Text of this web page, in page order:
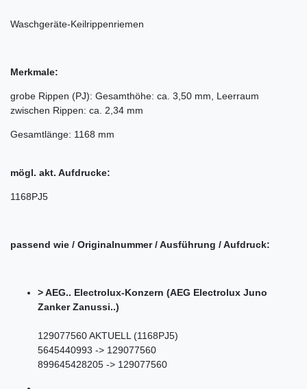
Waschgeräte-Keilrippenriemen
Merkmale:
grobe Rippen (PJ): Gesamthöhe: ca. 3,50 mm, Leerraum
zwischen Rippen: ca. 2,34 mm
Gesamtlänge: 1168 mm
mögl. akt. Aufdrucke:
1168PJ5
passend wie / Originalnummer / Ausführung / Aufdruck:
> AEG.. Electrolux-Konzern (AEG Electrolux Juno
Zanker Zanussi..)
129077560 AKTUELL (1168PJ5)
5645440993 -> 129077560
899645428205 -> 129077560